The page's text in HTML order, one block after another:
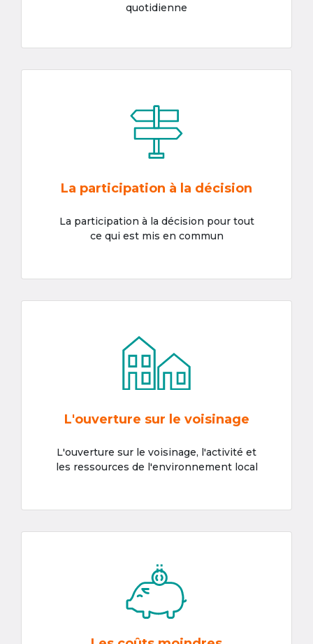
quotidienne
La participation à la décision
La participation à la décision pour tout
ce qui est mis en commun
L'ouverture sur le voisinage
L'ouverture sur le voisinage, l'activité et
les ressources de l'environnement local